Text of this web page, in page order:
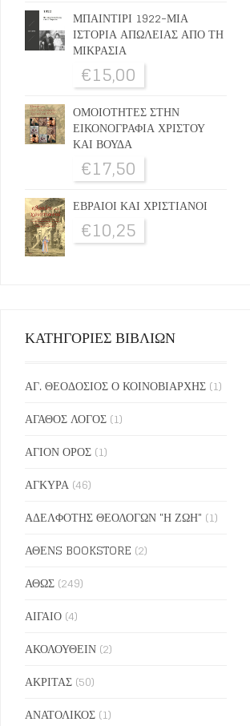
ΜΠΑΙΝΤΙΡΙ 1922-ΜΙΑ
ΙΣΤΟΡΙΑ ΑΠΩΛΕΙΑΣ ΑΠΟ ΤΗ
ΜΙΚΡΑΣΙΑ
€15,00
ΟΜΟΙΟΤΗΤΕΣ ΣΤΗΝ
ΕΙΚΟΝΟΓΡΑΦΙΑ ΧΡΙΣΤΟΥ
ΚΑΙ ΒΟΥΔΑ
€17,50
ΕΒΡΑΙΟΙ ΚΑΙ ΧΡΙΣΤΙΑΝΟΙ
€10,25
ΚΑΤΗΓΟΡΙΕΣ ΒΙΒΛΙΩΝ
ΑΓ. ΘΕΟΔΟΣΙΟΣ Ο ΚΟΙΝΟΒΙΑΡΧΗΣ (1)
ΑΓΑΘΟΣ ΛΟΓΟΣ (1)
ΑΓΙΟΝ ΟΡΟΣ (1)
ΑΓΚΥΡΑ (46)
ΑΔΕΛΦΟΤΗΣ ΘΕΟΛΟΓΩΝ "Η ΖΩΗ" (1)
ΑΘΕΝS BOOKSTORE (2)
ΑΘΩΣ (249)
ΑΙΓΑΙΟ (4)
ΑΚΟΛΟΥΘΕΙΝ (2)
ΑΚΡΙΤΑΣ (50)
ΑΝΑΤΟΛΙΚΟΣ (1)